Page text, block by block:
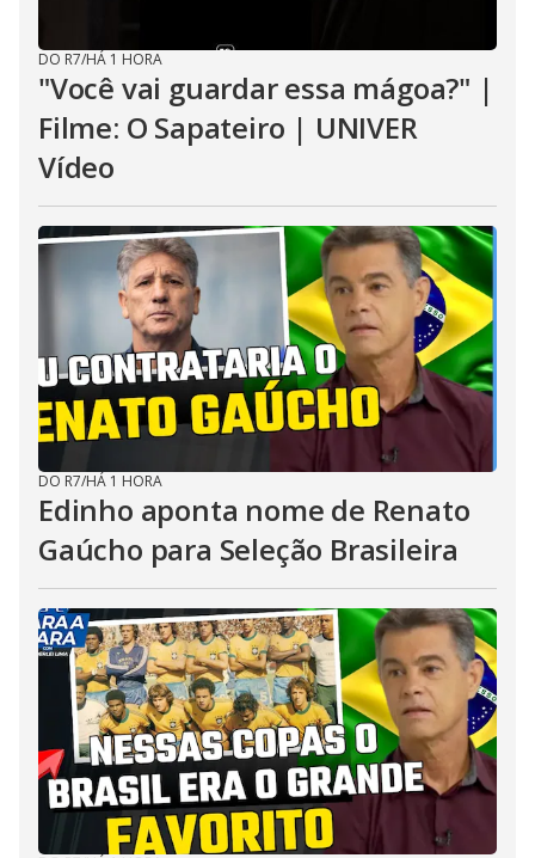
DO R7/HÁ 1 HORA
"Você vai guardar essa mágoa?" |
Filme: O Sapateiro | UNIVER
Vídeo
DO R7/HÁ 1 HORA
Edinho aponta nome de Renato
Gaúcho para Seleção Brasileira